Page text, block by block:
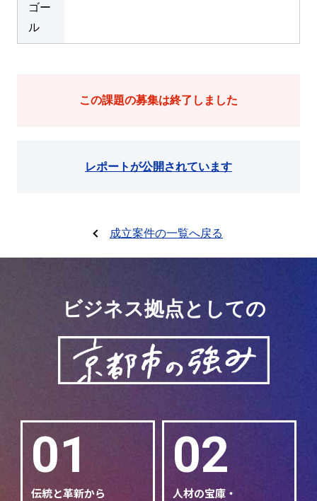
ゴー
ル
この課題の募集は終了しました
レポートが公開されています
成立案件の一覧へ戻る
ビジネス拠点としての
01
伝統と革新から
02
人材の宝庫・